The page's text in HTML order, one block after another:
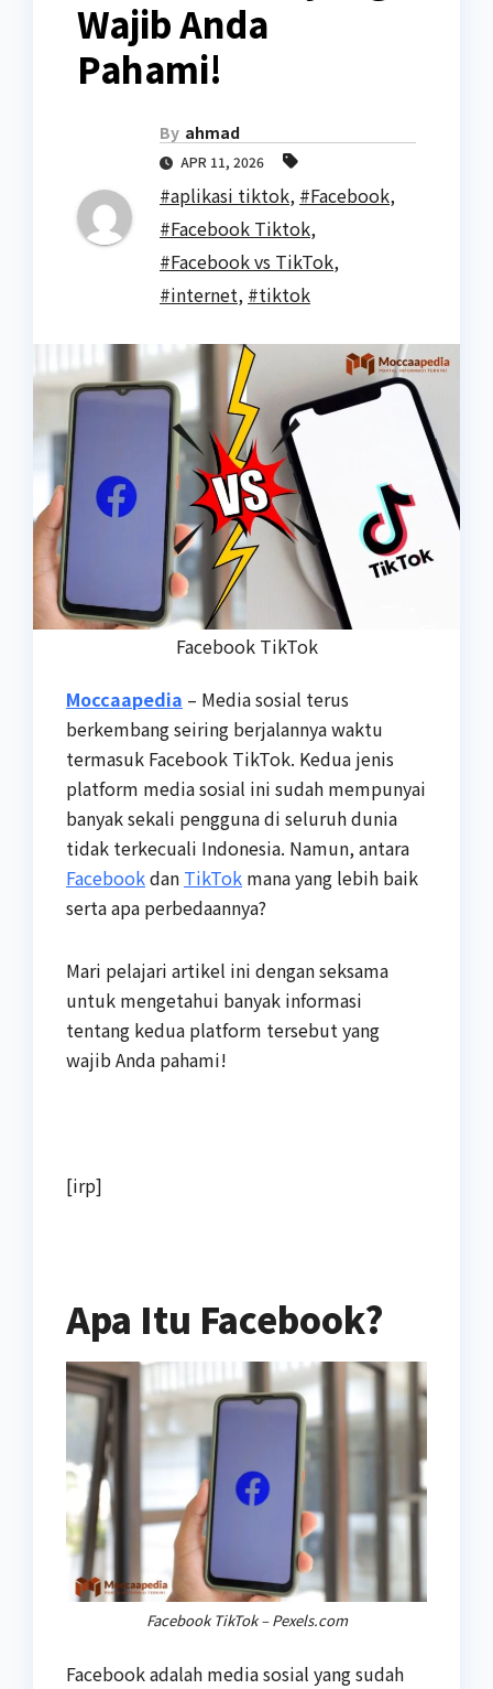
Wajib Anda
Pahami!
By ahmad
APR 11, 2026
#aplikasi tiktok, #Facebook,
#Facebook Tiktok,
#Facebook vs TikTok,
#internet, #tiktok
Facebook TikTok
Moccaapedia – Media sosial terus
berkembang seiring berjalannya waktu
termasuk Facebook TikTok. Kedua jenis
platform media sosial ini sudah mempunyai
banyak sekali pengguna di seluruh dunia
tidak terkecuali Indonesia. Namun, antara
Facebookdan TikTok mana yang lebih baik
serta apa perbedaannya?
Mari pelajari artikel ini dengan seksama
untuk mengetahui banyak informasi
tentang kedua platform tersebut yang
wajib Anda pahami!
[irp]
Apa Itu Facebook?
Facebook TikTok – Pexels.com
Facebook adalah media sosial yang sudah